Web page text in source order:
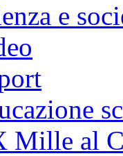
e
Mille al